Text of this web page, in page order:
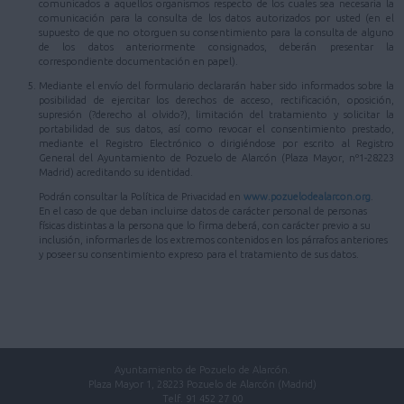
comunicados a aquellos organismos respecto de los cuales sea necesaria la
comunicación para la consulta de los datos autorizados por usted (en el
supuesto de que no otorguen su consentimiento para la consulta de alguno
de los datos anteriormente consignados, deberán presentar la
correspondiente documentación en papel).
Mediante el envío del formulario declararán haber sido informados sobre la
posibilidad de ejercitar los derechos de acceso, rectificación, oposición,
supresión (?derecho al olvido?), limitación del tratamiento y solicitar la
portabilidad de sus datos, así como revocar el consentimiento prestado,
mediante el Registro Electrónico o dirigiéndose por escrito al Registro
General del Ayuntamiento de Pozuelo de Alarcón (Plaza Mayor, nº1-28223
Madrid) acreditando su identidad.
Podrán consultar la Política de Privacidad en www.pozuelodealarcon.org
En el caso de que deban incluirse datos de carácter personal de personas
físicas distintas a la persona que lo firma deberá, con carácter previo a su
inclusión, informarles de los extremos contenidos en los párrafos anteriores
y poseer su consentimiento expreso para el tratamiento de sus datos.
Ayuntamiento de Pozuelo de Alarcón.
Plaza Mayor 1, 28223 Pozuelo de Alarcón (Madrid)
Telf. 91 452 27 00